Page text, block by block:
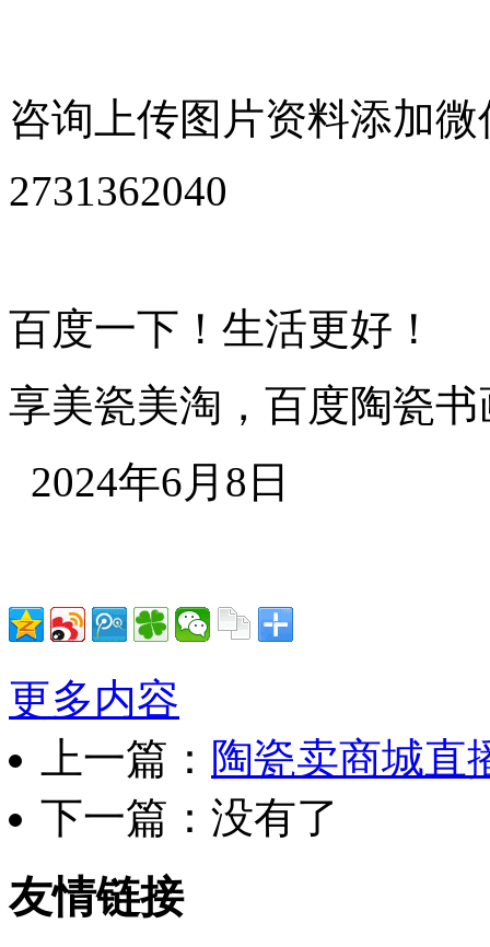
咨询上传图片资料添加微
2731362040
百度一下！生活更好！
享美瓷美淘，百度陶瓷
2024年6月8日
更多内容
上一篇： 陶瓷卖商城直
下一篇：没有了
友情链接